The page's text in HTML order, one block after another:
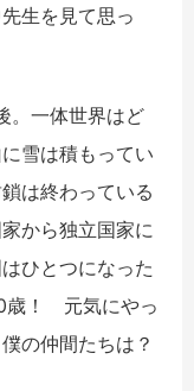
生を見て思っ
。一体世界はど
雪は積もってい
は終わっている
から独立国家に
ひとつになった
歳！ 元気にやっ
の仲間たちは？